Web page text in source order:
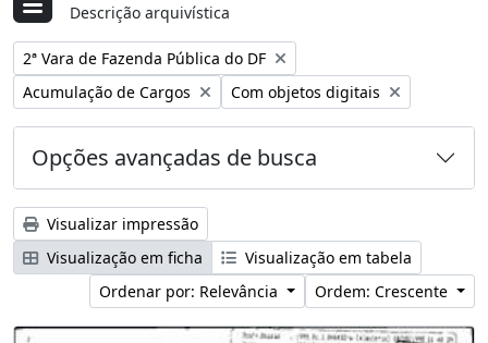
Descrição arquivística
Remover filtro:
2ª Vara de Fazenda Pública do DF
Remover filtro:
Acumulação de Cargos Remover filtro:
Com objetos digitais
Opções avançadas de busca
Visualizar impressão
Visualização em ficha
Visualização em tabela
Ordenar por: Relevância
Ordem: Crescente